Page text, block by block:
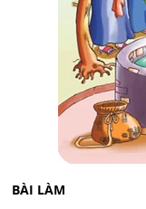
BÀI LÀM